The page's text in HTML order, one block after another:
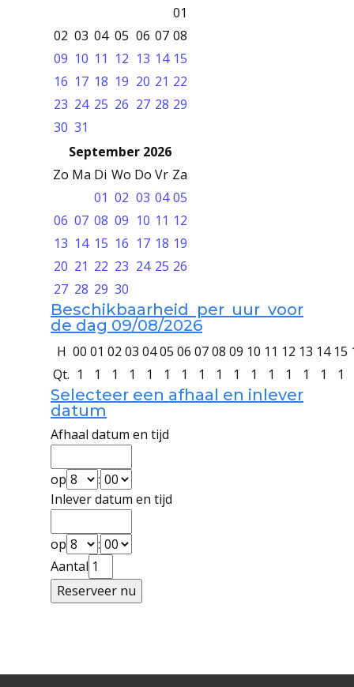
01
02 03 04 05 06 07 08
09 10 11 12 13 14 15
16 17 18 19 20 21 22
23 24 25 26 27 28 29
30 31
September 2026
Zo Ma Di Wo Do Vr Za
01 02 03 04 05
06 07 08 09 10 11 12
13 14 15 16 17 18 19
20 21 22 23 24 25 26
27 28 29 30
Beschikbaarheid per uur voor
de dag 09/08/2026
H 00 01 02 03 0405 06 0708 09 10 11 12 13 14 15
Qt. 1 1 1 1 1 1 1 1 1 1 1 1 1 1 1 1
Selecteer een afhaal en inlever
datum
Afhaal datum en tijd
op
:
Inlever datum en tijd
op
:
Aantal